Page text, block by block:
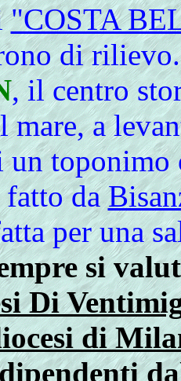
"COSTA
di
, il centro
mare, a
un
da
per una
si
Di
di